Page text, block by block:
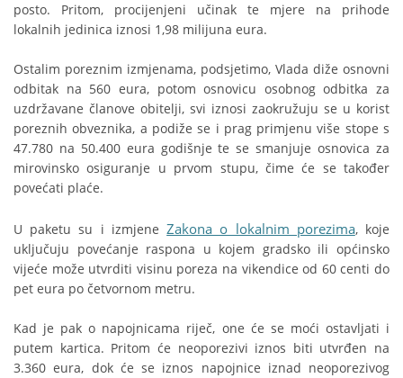
posto. Pritom, procijenjeni učinak te mjere na prihode
lokalnih jedinica iznosi 1,98 milijuna eura.
Ostalim poreznim izmjenama, podsjetimo, Vlada diže osnovni
odbitak na 560 eura, potom osnovicu osobnog odbitka za
uzdržavane članove obitelji, svi iznosi zaokružuju se u korist
poreznih obveznika, a podiže se i prag primjenu više stope s
47.780 na 50.400 eura godišnje te se smanjuje osnovica za
mirovinsko osiguranje u prvom stupu, čime će se također
povećati plaće.
U paketu su i izmjeneZakona o lokalnim porezima, koje
uključuju povećanje raspona u kojem gradsko ili općinsko
vijeće može utvrditi visinu poreza na vikendice od 60 centi do
pet eura po četvornom metru.
Kad je pak o napojnicama riječ, one će se moći ostavljati i
putem kartica. Pritom će neoporezivi iznos biti utvrđen na
3.360 eura, dok će se iznos napojnice iznad neoporezivog